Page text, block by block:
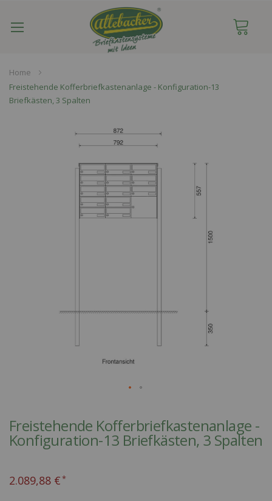
Home
Freistehende Kofferbriefkastenanlage - Konfiguration-13
Briefkästen, 3 Spalten
the
beginning
images
Freistehende Kofferbriefkastenanlage -
Konfiguration-13 Briefkästen, 3 Spalten
2.089,88 €